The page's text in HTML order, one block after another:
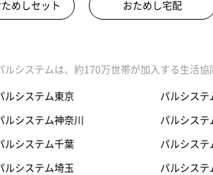
めしセット おためし宅配
ルシステムは、約170万世帯が加入する生活協
ルシステム東京
ルシステム神奈川
ルシステム千葉
ルシステム埼玉
パルシステ
パルシステ
パルシステ
パルシステ